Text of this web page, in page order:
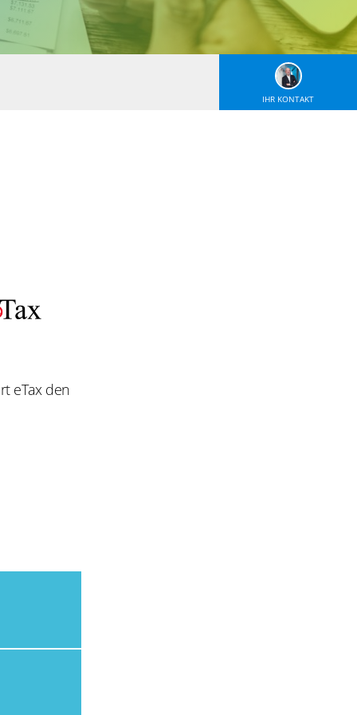
IHR KONTAKT
eTax den